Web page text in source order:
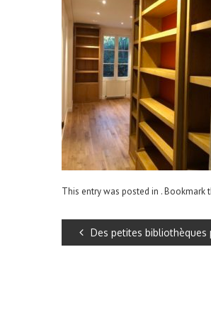
This entry was posted in . Bookmark
Des petites bibliothèques